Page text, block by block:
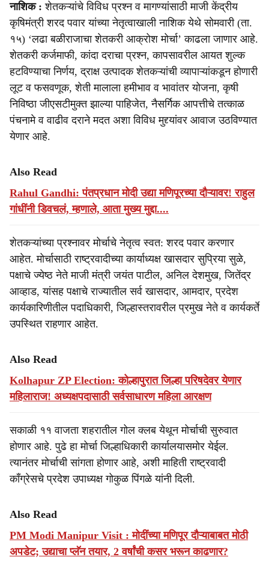
a
r
e
नाशिक : शेतकऱ्यांचे विविध प्रश्‍न व मागण्यांसाठी माजी केंद्रीय
कृषिमंत्री शरद पवार यांच्या नेतृत्वाखाली नाशिक येथे सोमवारी (ता.
१५) ‘लढा बळीराजाचा शेतकरी आक्रोश मोर्चा’ काढला जाणार आहे.
शेतकरी कर्जमाफी, कांदा दराचा प्रश्‍न, कापसावरील आयत शुल्क
हटविण्याचा निर्णय, द्राक्ष उत्पादक शेतकऱ्यांची व्यापाऱ्यांकडून होणारी
लूट व फसवणूक, शेती मालाला हमीभाव व भावांतर योजना, कृषी
निविष्ठा जीएसटीमुक्त झाल्या पाहिजेत, नैसर्गिक आपत्तीचे तत्काळ
पंचनामे व वाढीव दराने मदत अशा विविध मुद्द्यांवर आवाज उठविण्यात
येणार आहे.
Also Read
Rahul Gandhi: पंतप्रधान मोदी उद्या मणिपूरच्या दौऱ्यावर! राहुल
गांधींनी डिवचलं, म्हणाले, आता मुख्य मुद्दा....
शेतकऱ्यांच्या प्रश्‍नावर मोर्चाचे नेतृत्व स्वत: शरद पवार करणार
आहेत. मोर्चासाठी राष्ट्रवादीच्या कार्याध्यक्ष खासदार सुप्रिया सुळे,
पक्षाचे ज्येष्ठ नेते माजी मंत्री जयंत पाटील, अनिल देशमुख, जितेंद्र
आव्हाड, यांसह पक्षाचे राज्यातील सर्व खासदार, आमदार, प्रदेश
कार्यकारिणीतील पदाधिकारी, जिल्हास्तरावरील प्रमुख नेते व कार्यकर्ते
उपस्थित राहणार आहेत.
Also Read
Kolhapur ZP Election: कोल्हापुरात जिल्हा परिषदेवर येणार
महिलाराज! अध्यक्षपदासाठी सर्वसाधारण महिला आरक्षण
सकाळी ११ वाजता शहरातील गोल क्लब येथून मोर्चाची सुरुवात
होणार आहे. पुढे हा मोर्चा जिल्हाधिकारी कार्यालयासमोर येईल.
त्यानंतर मोर्चाची सांगता होणार आहे, अशी माहिती राष्ट्रवादी
काँग्रेसचे प्रदेश उपाध्यक्ष गोकुळ पिंगळे यांनी दिली.
Also Read
PM Modi Manipur Visit : मोदींच्या मणिपूर दौऱ्याबाबत मोठी
अपडेट; उद्याचा प्लॅन तयार, 2 वर्षांची कसर भरून काढणार?